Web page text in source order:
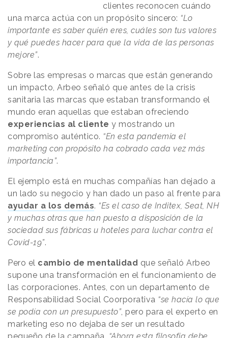
clientes reconocen cuándo
una marca actúa con un propósito sincero: “Lo
importante es saber quién eres, cuáles son tus valores
y qué puedes hacer para que la vida de las personas
mejore”.
Sobre las empresas o marcas que están generando
un impacto, Arbeo señaló que antes de la crisis
sanitaria las marcas que estaban transformando el
mundo eran aquellas que estaban ofreciendo
experiencias al cliente y mostrando un
compromiso auténtico. “En esta pandemia el
marketing con propósito ha cobrado cada vez más
importancia”.
El ejemplo está en muchas compañías han dejado a
un lado su negocio y han dado un paso al frente para
ayudar a los demás. “Es el caso de Inditex, Seat, NH
y muchas otras que han puesto a disposición de la
sociedad sus fábricas u hoteles para luchar contra el
Covid-19”.
Pero el cambio de mentalidad que señaló Arbeo
supone una transformación en el funcionamiento de
las corporaciones. Antes, con un departamento de
Responsabilidad Social Coorporativa “se hacía lo que
se podía con un presupuesto”, pero para el experto en
marketing eso no dejaba de ser un resultado